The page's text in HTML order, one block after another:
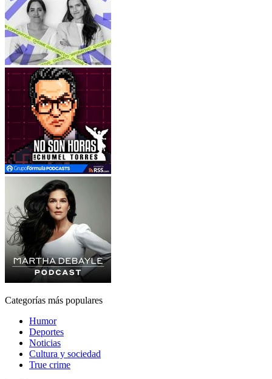
Categorías más populares
Humor
Deportes
Noticias
Cultura y sociedad
True crime